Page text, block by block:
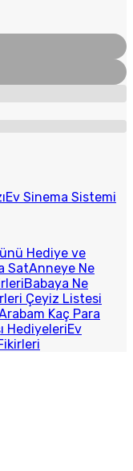
Ev Sinema Sistemi
Hediye ve
SatAnneye Ne
Babaya Ne
Çeyiz Listesi
Kaç Para
HediyeleriEv